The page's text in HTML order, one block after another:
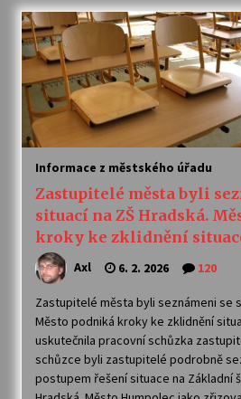
Informace z městského úřadu
Zastupitelé města byli
situací na ZŠ Hradská.
kroky ke zklidnění
Axl 6. 2. 2026 120
Zastupitelé města byli seznámeni se
Město podniká kroky ke zklidnění
uskutečnila pracovní schůzka
schůzce byli zastupitelé podrobně
postupem řešení situace na Základní